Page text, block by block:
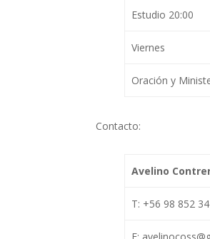
Estudio 20:00
Viernes
Oración y
Contacto:
Avelino
T: +56 98 852